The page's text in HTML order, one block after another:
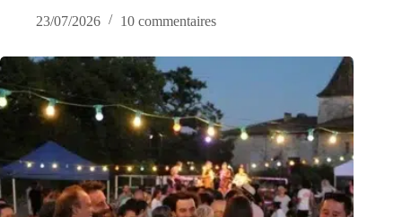
23/07/2026
10 commentaires